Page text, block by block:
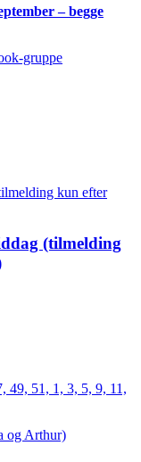
– begge
gruppe
(tilmelding
49, 51, 1, 3, 5, 9, 11,
og Arthur)